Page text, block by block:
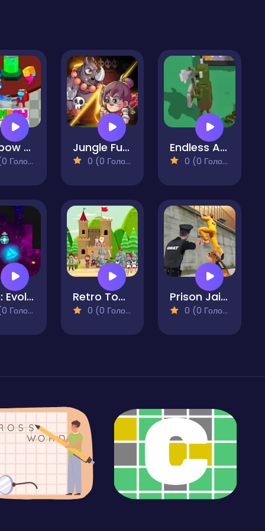
Rainbow Monster Impostor Catcher Jungle Fury Mutant Rhino Mayhem
0 (0 Голосів)
Endless Assault
0 (0 Голосів)
Alien: Evolution Retro Tower Defense
0 (0 Голосів)
Prison Jail Escaping Game
0 (0 Голосів)